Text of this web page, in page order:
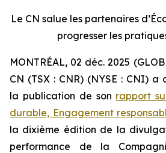
Le CN salue les partenaires
progresser les
MONTRÉAL, 02 déc. 2025
CN (TSX : CNR) (NYSE : CNI) a
la publication de son rapport
durable, Engagement
la dixième édition de la
performance de la